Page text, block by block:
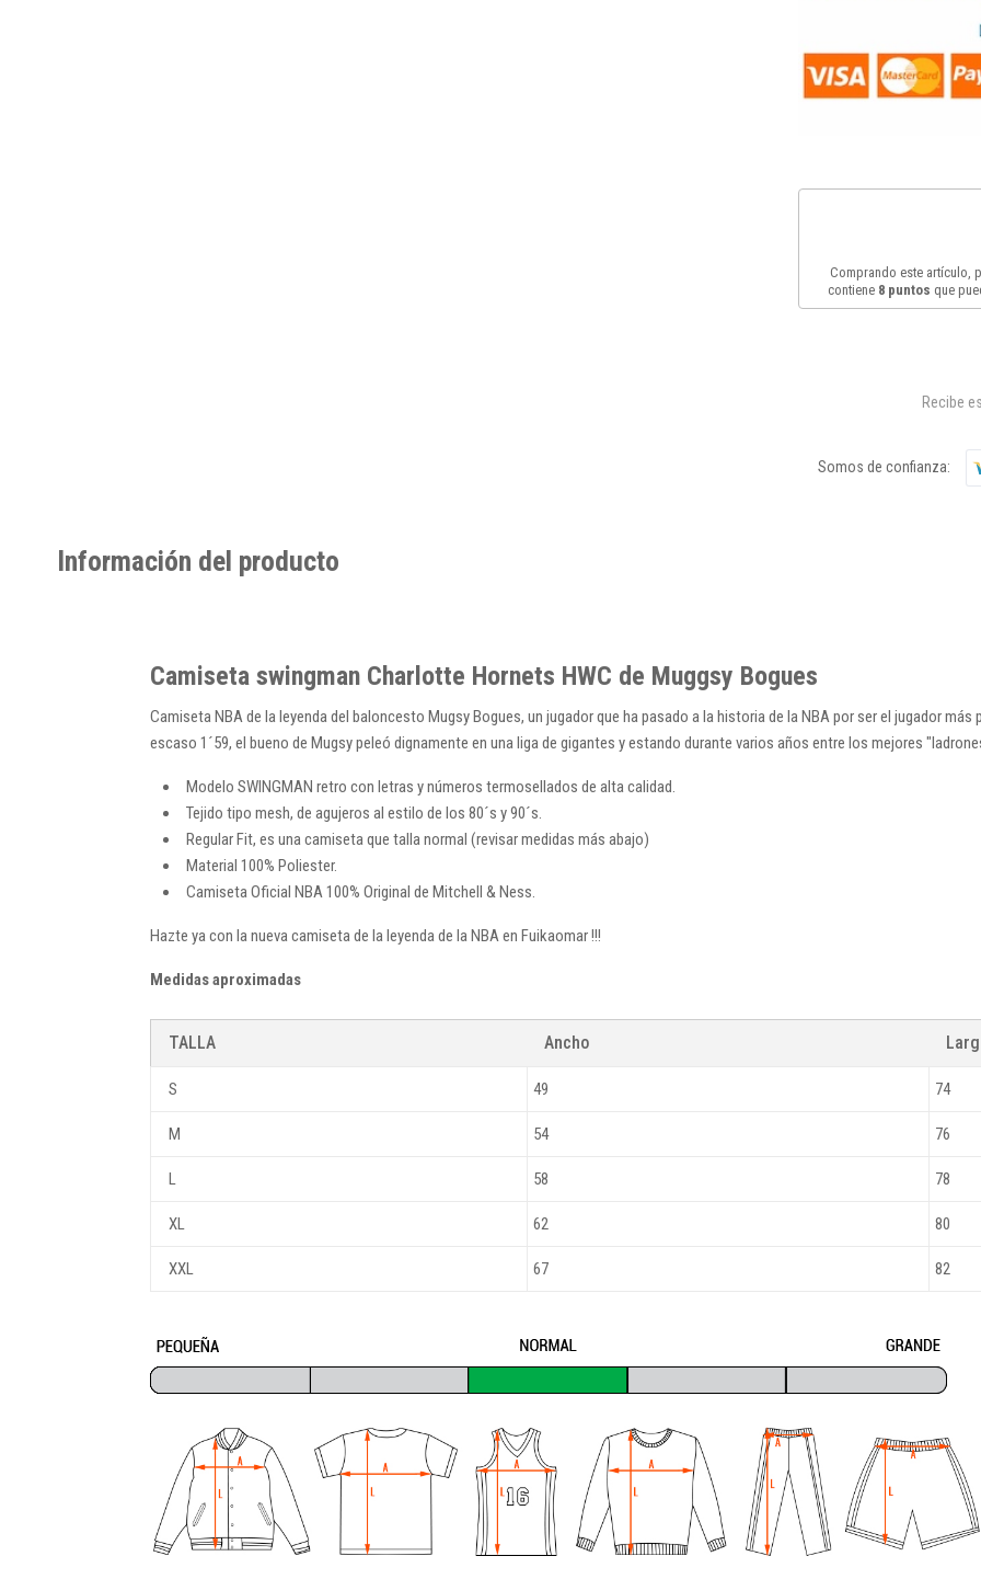
Comprando este artículo,
contiene 8puntos que
Recibe
Somos de confianza:
Información del producto
Camiseta swingman Charlotte Hornets HWC de Muggsy Bogues
Camiseta NBA de la leyenda del baloncesto Mugsy Bogues, un jugador que ha pasado a la historia de la NBA por ser el jugador
escaso 1´59, el bueno de Mugsy peleó dignamente en una liga de gigantes y estando durante varios años entre los mejores
Modelo SWINGMAN retro con letras y números termosellados de alta calidad.
Tejido tipo mesh, de agujeros al estilo de los 80´s y 90´s.
Regular Fit, es una camiseta que talla normal (revisar medidas más abajo)
Material 100% Poliester.
Camiseta Oficial NBA 100% Original de Mitchell & Ness.
Hazte ya con la nueva camiseta de la leyenda de la NBA en Fuikaomar !!!
Medidas aproximadas
TALLA Ancho
S 49 74
M 54 76
L 58 78
XL 62 80
XXL 67 82